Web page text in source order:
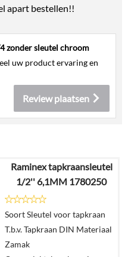
apart bestellen!!
zonder sleutel chroom
uw product ervaring en
Review plaatsen
Raminex tapkraansleutel
1/2'' 6,1MM 1780250
Soort Sleutel voor tapkraan
T.b.v. Tapkraan DIN Materiaal
Zamak